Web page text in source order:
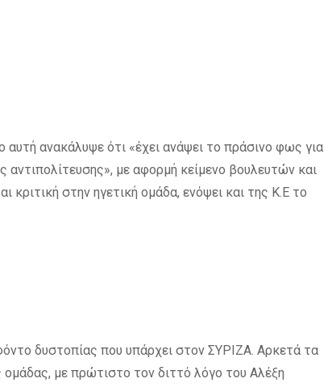
ανακάλυψε ότι «έχει ανάψει το πράσινο φως για
με αφορμή κείμενο βουλευτών και
στην ηγετική ομάδα, ενόψει και της Κ.Ε το
δυστοπίας που υπάρχει στον ΣΥΡΙΖΑ. Αρκετά τα
με πρώτιστο τον διττό λόγο του Αλέξη